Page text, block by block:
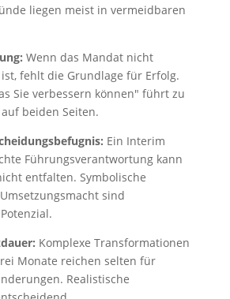
liegen meist in vermeidbaren
Wenn das Mandat nicht
fehlt die Grundlage für Erfolg.
Sie verbessern können" führt zu
beiden Seiten.
Ein Interim
Führungsverantwortung kann
entfalten. Symbolische
sind
Komplexe Transformationen
Monate reichen selten für
Realistische